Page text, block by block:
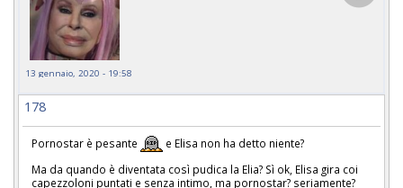
13 gennaio, 2020 - 19:58
178
Pornostar è pesante
e Elisa non ha detto niente?
Ma da quando è diventata così pudica la Elia? Sì ok, Elisa gira coi
capezzoloni puntati e senza intimo, ma pornostar? seriamente?